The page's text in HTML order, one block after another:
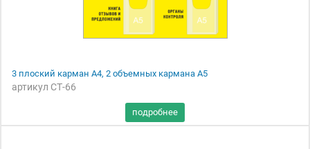
3 плоский карман А4, 2 объемных кармана А5
артикул СТ-66